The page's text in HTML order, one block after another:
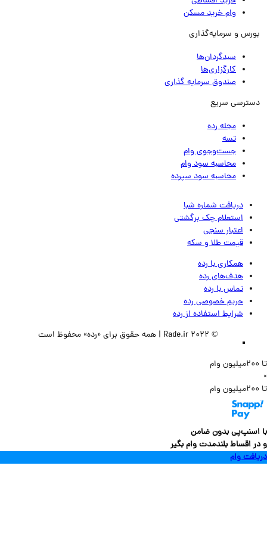
وام خرید مسکن
و سرمایه‌گذاری
سبدگردان‌ها
کارگزاری‌ها
صندوق سرمایه گذاری
سریع
مجله رده
تسه
جست‌وجوی وام
محاسبه سود وام
محاسبه سود سپرده
دریافت شماره شبا
استعلام چک برگشتی
اعتبار سنجی
قیمت طلا و سکه
همکاری با رده
هدف‌های رده
تماس‌ با‌ رده
حریم خصوصی رده
شرایط استفاده از رده
بدون ضامن
بلندمدت وام بگیر
وام